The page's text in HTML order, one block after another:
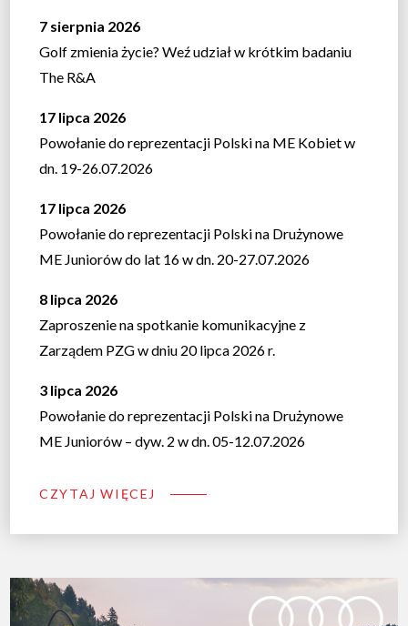
7 sierpnia 2026
Golf zmienia życie? Weź udział w krótkim badaniu
The R&A
17 lipca 2026
Powołanie do reprezentacji Polski na ME Kobiet w
dn. 19-26.07.2026
17 lipca 2026
Powołanie do reprezentacji Polski na Drużynowe
ME Juniorów do lat 16 w dn. 20-27.07.2026
8 lipca 2026
Zaproszenie na spotkanie komunikacyjne z
Zarządem PZG w dniu 20 lipca 2026 r.
3 lipca 2026
Powołanie do reprezentacji Polski na Drużynowe
ME Juniorów – dyw. 2 w dn. 05-12.07.2026
CZYTAJ WIĘCEJ